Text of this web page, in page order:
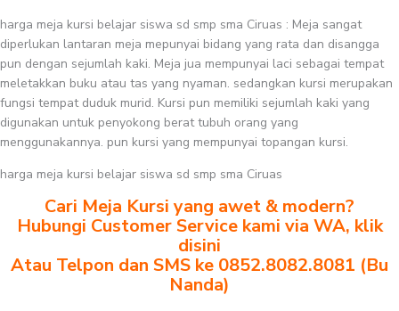
harga meja kursi belajar siswa sd smp sma Ciruas : Meja sangat
diperlukan lantaran meja mepunyai bidang yang rata dan disangga
pun dengan sejumlah kaki. Meja jua mempunyai laci sebagai tempat
meletakkan buku atau tas yang nyaman. sedangkan kursi merupakan
fungsi tempat duduk murid. Kursi pun memiliki sejumlah kaki yang
digunakan untuk penyokong berat tubuh orang yang
menggunakannya. pun kursi yang mempunyai topangan kursi.
harga meja kursi belajar siswa sd smp sma Ciruas
Cari Meja Kursi yang awet & modern?
Hubungi Customer Service kami via WA, klik
disini
Atau Telpon dan SMS ke 0852.8082.8081 (Bu
Nanda)